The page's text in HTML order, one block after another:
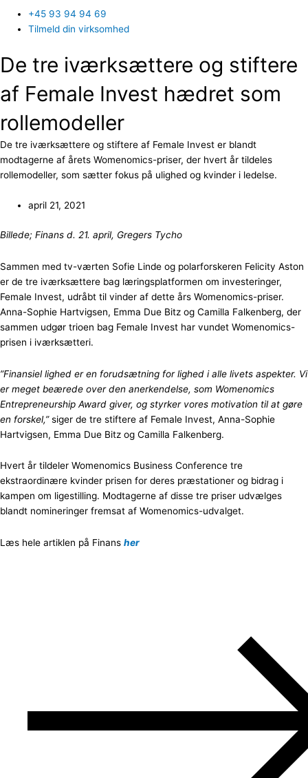
+45 93 94 94 69
Tilmeld din virksomhed
De tre iværksættere og stiftere
af Female Invest hædret som
rollemodeller
De tre iværksættere og stiftere af Female Invest er blandt
modtagerne af årets Womenomics-priser, der hvert år tildeles
rollemodeller, som sætter fokus på ulighed og kvinder i ledelse.
april 21, 2021
Billede; Finans d. 21. april, Gregers Tycho
Sammen med tv-værten Sofie Linde og polarforskeren Felicity Aston
er de tre iværksættere bag læringsplatformen om investeringer,
Female Invest, udråbt til vinder af dette års Womenomics-priser.
Anna-Sophie Hartvigsen, Emma Due Bitz og Camilla Falkenberg, der
sammen udgør trioen bag Female Invest har vundet Womenomics-
prisen i iværksætteri.
”Finansiel lighed er en forudsætning for lighed i alle livets aspekter. Vi
er meget beærede over den anerkendelse, som Womenomics
Entrepreneurship Award giver, og styrker vores motivation til at gøre
en forskel,”siger de tre stiftere af Female Invest, Anna-Sophie
Hartvigsen, Emma Due Bitz og Camilla Falkenberg.
Hvert år tildeler Womenomics Business Conference tre
ekstraordinære kvinder prisen for deres præstationer og bidrag i
kampen om ligestilling. Modtagerne af disse tre priser udvælges
blandt nomineringer fremsat af Womenomics-udvalget.
Læs hele artiklen på Finans her